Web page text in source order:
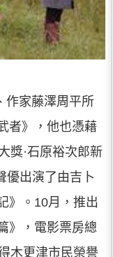
作家藤澤周平所
者》，他也憑藉
獎·石原裕次郎新
優出演了由吉卜
》。10月，推出
》，電影票房總
木更津市民榮譽